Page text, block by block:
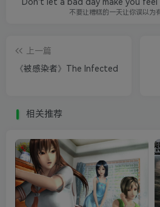
不要让糟糕的一天让你误以为
上一篇
《被感染者》The Infected
相关推荐